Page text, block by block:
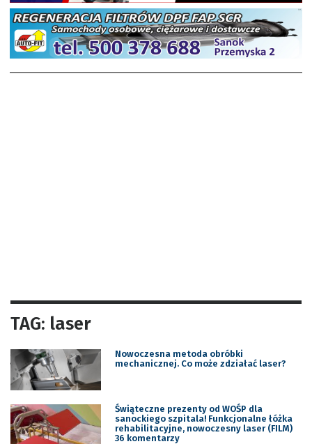
TAG: laser
Nowoczesna metoda obróbki
mechanicznej. Co może zdziałać laser?
Świąteczne prezenty od WOŚP dla
sanockiego szpitala! Funkcjonalne łóżka
rehabilitacyjne, nowoczesny laser (FILM)
36 komentarzy